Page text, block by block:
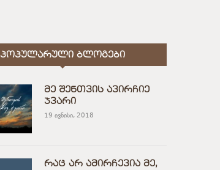
ᲞᲝᲞᲣᲚᲐᲠᲣᲚᲘ ᲑᲚᲝᲒᲔᲑᲘ
მე შენთვის ავირჩიე
ჯვარი
19 ივნისი, 2018
რაც არ ამირჩევია მე,